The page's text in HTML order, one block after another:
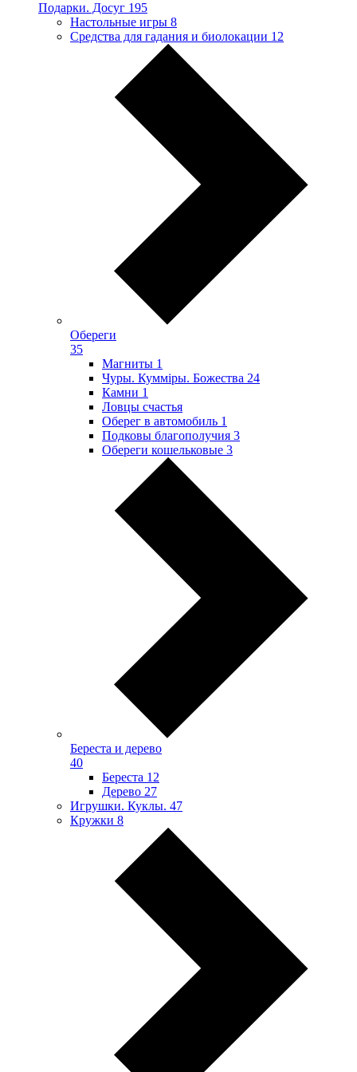
Подарки. Досуг 195
Настольные игры 8
Средства для гадания и биолокации 12
Обереги
35
Магниты 1
Чуры. Куммiры. Божества 24
Камни 1
Ловцы счастья
Оберег в автомобиль 1
Подковы благополучия 3
Обереги кошельковые 3
Береста и дерево
40
Береста 12
Дерево 27
Игрушки. Куклы. 47
Кружки 8